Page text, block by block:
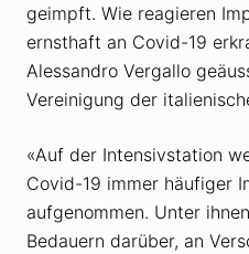
geimpft. Wie reagieren
ernsthaft an Covid-19
Alessandro Vergallo
Vereinigung der
«Auf der Intensivstation
Covid-19 immer häufiger
aufgenommen. Unter
Bedauern darüber, an